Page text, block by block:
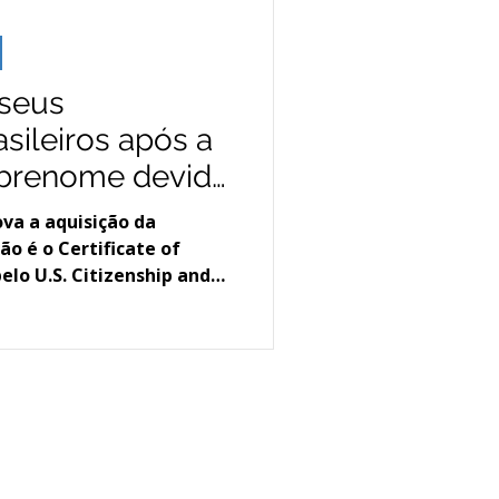
tenha validade
e você
após a
devido
a aquisição da
é o Certificate of
U.S. Citizenship and
pelo USCIS,
formal de
expressamente no